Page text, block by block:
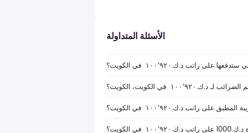
الأسئلة المتداولة
على راتب د.ك.‏١٠٠٬٩٢٠ ‏ في الكويت؟
في الكويت، الكويت؟
على راتب د.ك.‏١٠٠٬٩٢٠ ‏ في الكويت؟
الكويت؟